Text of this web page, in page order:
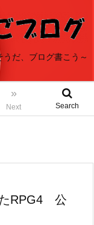
うだ、ブログ書こう～
»
Next Search
たRPG4 公